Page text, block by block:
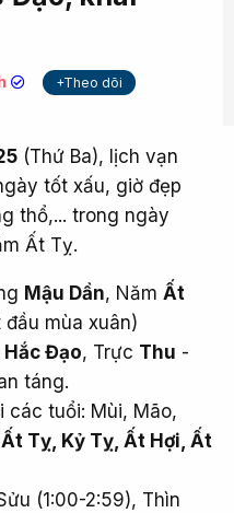
+Theo dõi
(Thứ Ba), lịch vạn
tốt xấu, giờ đẹp
thổ,... trong ngày
Ất Tỵ.
Mậu Dần, Năm Ất
đầu mùa xuân)
Hắc Đạo, Trực Thu -
táng.
các tuổi: Mùi, Mão,
Ất Tỵ, Kỷ Tỵ, Ất Hợi, Ất
(1:00-2:59), Thìn